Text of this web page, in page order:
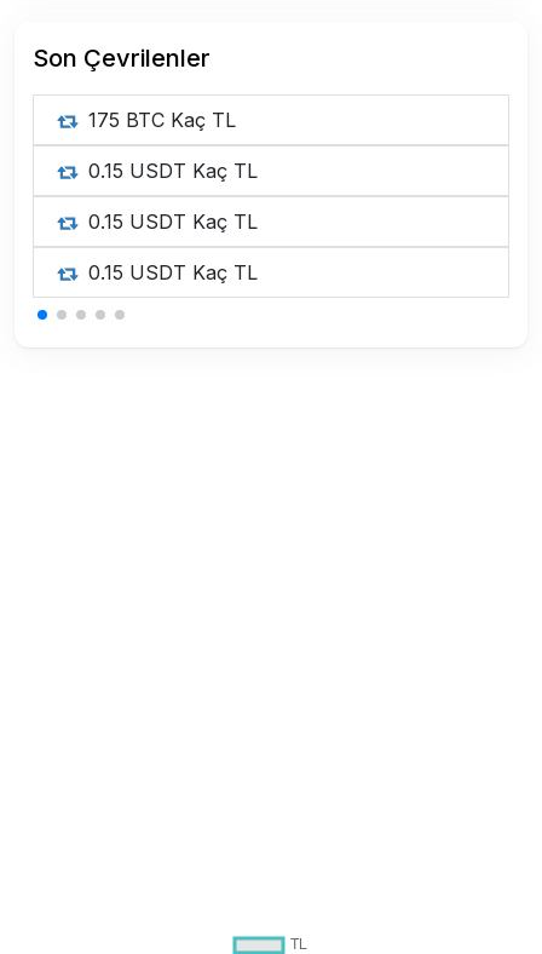
Son Çevrilenler
175 BTC Kaç TL
0.15 USDT Kaç TL
0.15 USDT Kaç TL
0.15 USDT Kaç TL